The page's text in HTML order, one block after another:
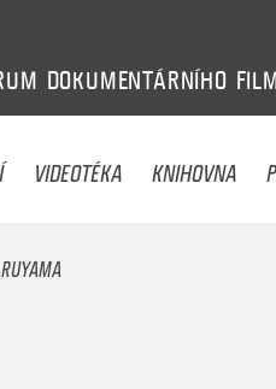
DOKUMENTÁRNÍHO
VIDEOTÉKA KNIHOVNA